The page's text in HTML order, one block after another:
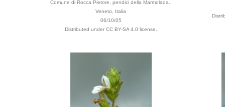
Comune di Rocca Pietore, pendici della Marmolada.,
Veneto, Italia
06/10/05
Distributed under CC BY-SA 4.0 license.